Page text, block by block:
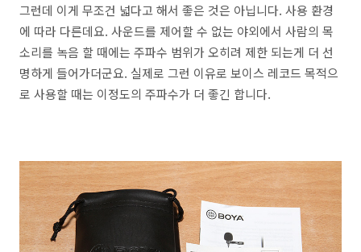
그런데 이게 무조건 넓다고 해서 좋은 것은 아닙니다. 사용 환경
에 따라 다른데요. 사운드를 제어할 수 없는 야외에서 사람의 목
소리를 녹음 할 때에는 주파수 범위가 오히려 제한 되는게 더 선
명하게 들어가더군요. 실제로 그런 이유로 보이스 레코드 목적으
로 사용할 때는 이정도의 주파수가 더 좋긴 합니다.